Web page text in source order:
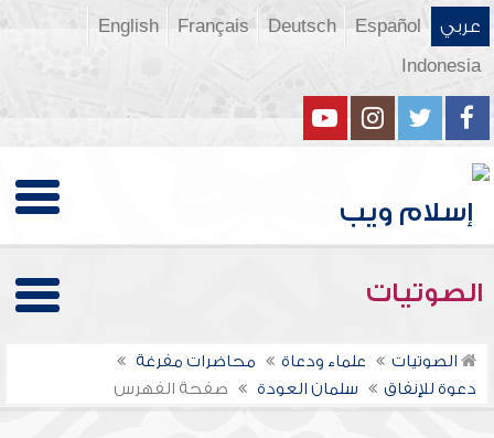
عربي Español
Deutsch
Français
English
Indonesia
الصوتيات
الصوتيات علماء ودعاة
محاضرات مفرغة
دعوة للإنفاق
سلمان العودة صفحة الفهرس